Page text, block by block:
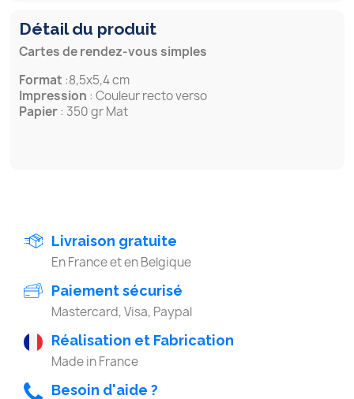
Détail du produit
Cartes de rendez-vous simples
Format :8,5x5,4 cm
Impression : Couleur recto verso
Papier: 350 gr Mat
Livraison gratuite
En France et en Belgique
Paiement sécurisé
Mastercard, Visa, Paypal
Réalisation et Fabrication
Made in France
Besoin d'aide ?